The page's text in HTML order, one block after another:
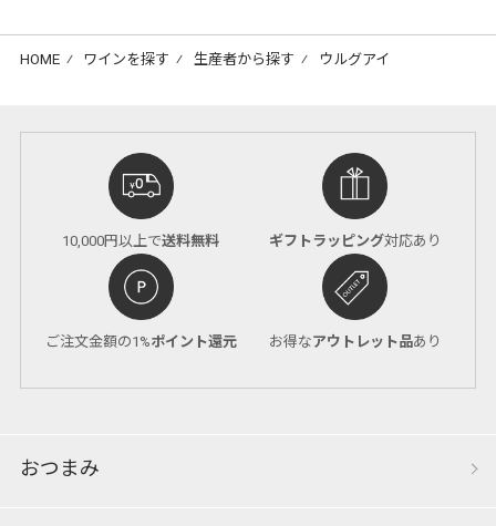
HOME ⁄ ワインを探す ⁄ 生産者から探す ⁄ ウルグアイ
10,000円以上で送料無料 ギフトラッピング対応あり
ご注文金額の1%ポイント還元 お得なアウトレット品あり
おつまみ